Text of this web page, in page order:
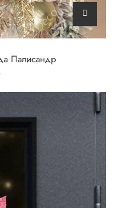
Палисандр